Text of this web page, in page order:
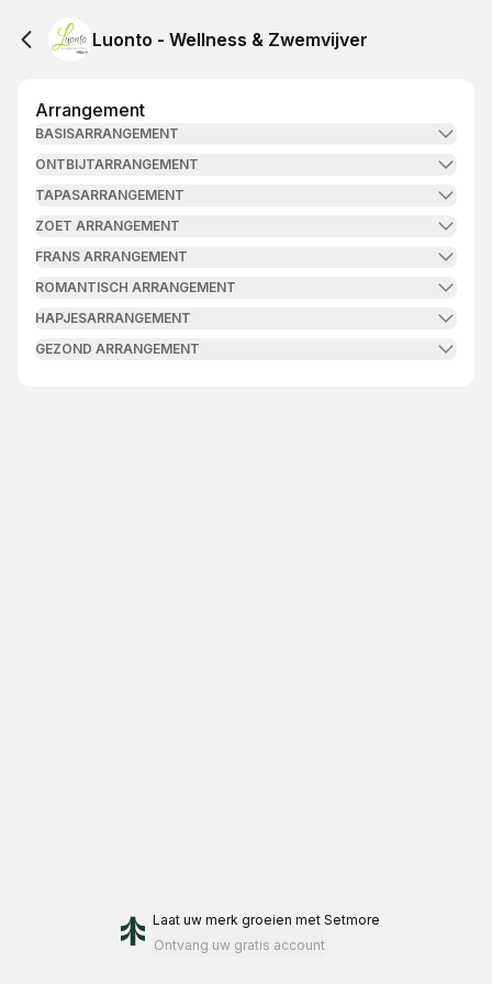
Luonto - Wellness & Zwemvijver
Arrangement
BASISARRANGEMENT
ONTBIJTARRANGEMENT
TAPASARRANGEMENT
ZOET ARRANGEMENT
FRANS ARRANGEMENT
ROMANTISCH ARRANGEMENT
HAPJESARRANGEMENT
GEZOND ARRANGEMENT
Laat uw merk groeien met Setmore
Ontvang uw gratis account